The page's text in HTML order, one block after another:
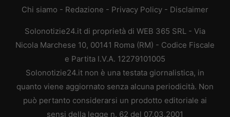
Chi siamo - Redazione - Privacy Policy - Disclaimer
Solonotizie24.it di proprietà di WEB 365 SRL - Via
Nicola Marchese 10, 00141 Roma (RM) - Codice Fiscale
e Partita I.V.A. 12279101005
Solonotizie24.it non è una testata giornalistica, in
quanto viene aggiornato senza alcuna periodicità. Non
può pertanto considerarsi un prodotto editoriale ai
sensi della legge n. 62 del 07.03.2001